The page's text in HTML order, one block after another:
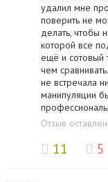
удалил мне
поверить не
делать, чтобы
которой все
ещё и сотовый
чем
не встречала
манипуляции
Отзыв
11 5